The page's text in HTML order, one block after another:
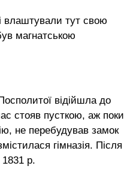
влаштували тут свою
магнатською
відійшла до
стояв пусткою, аж поки
не перебудував замок
гімназія. Після
1831 р.